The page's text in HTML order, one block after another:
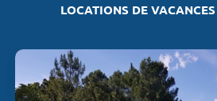
LOCATIONS DE